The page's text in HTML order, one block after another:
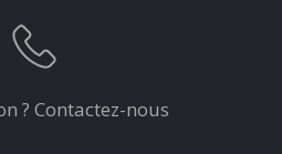
? Contactez-nous